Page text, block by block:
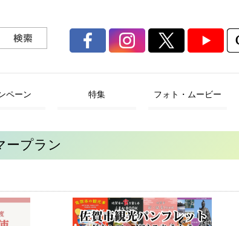
ペーン 特集 フォト・ムービー
ープラン